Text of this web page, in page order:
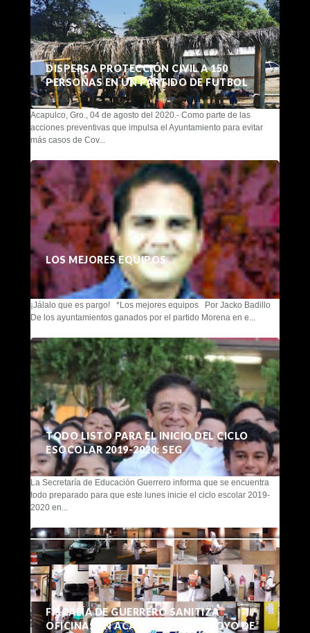
DISPERSA PROTECCIÓN CIVIL A 150
PERSONAS EN UN PARTIDO DE FUTBOL
Acapulco, Gro., 04 de agosto del 2020.- Como parte de las
acciones preventivas que impulsa el Ayuntamiento para evitar
más casos de Cov...
LOS MEJORES EQUIPOS
¡Jálalo que es pargo! *Los mejores equipos Por Jacko Badillo
De los ayuntamientos ganados por el partido Morena en e...
TODO LISTO PARA EL INICIO DEL CICLO
ESOCOLAR 2019-2020: SEG
La Secretaría de Educación Guerrero informa que se encuentra
todo preparado para que este lunes inicie el ciclo escolar 2019-
2020 en...
FISCALÍA DE GUERRERO SANITIZA
OFICINAS EN ACAPULCO CON APOYO DE